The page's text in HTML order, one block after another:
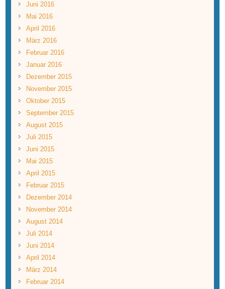
Juni 2016
Mai 2016
April 2016
März 2016
Februar 2016
Januar 2016
Dezember 2015
November 2015
Oktober 2015
September 2015
August 2015
Juli 2015
Juni 2015
Mai 2015
April 2015
Februar 2015
Dezember 2014
November 2014
August 2014
Juli 2014
Juni 2014
April 2014
März 2014
Februar 2014